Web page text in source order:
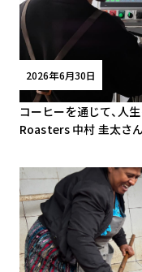
コーヒーを通じて、人
Roasters 中村 圭太さ
2026年6月30日